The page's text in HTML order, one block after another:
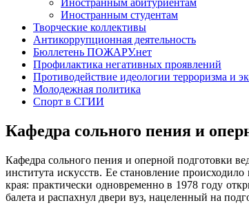
Иностранным абитуриентам
Иностранным студентам
Творческие коллективы
Антикоррупционная деятельность
Бюллетень ПОЖАРУ.нет
Профилактика негативных проявлений
Противодействие идеологии терроризма и
Молодежная политика
Спорт в СГИИ
Кафедра сольного пения и
Кафедра сольного пения и оперной подготовки
института искусств. Ее становление
края: практически одновременно в 1978 году
балета и распахнул двери вуз, нацеленный на
балета
распахнул
двери
нацеленный
кадров
для
центра
сибирской
культуры.